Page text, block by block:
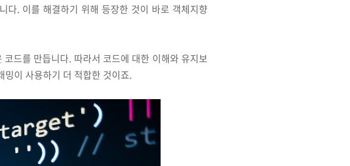
다. 이를 해결하기 위해 등장한 것이 바로 객체지향
드를 만듭니다. 따라서 코드에 대한 이해와 유지보
이 사용하기 더 적합한 것이죠.